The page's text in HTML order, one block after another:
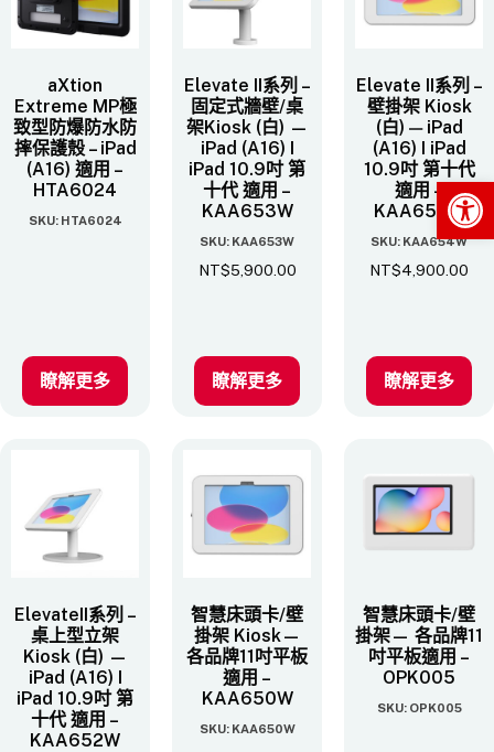
aXtion
Extreme MP極
致型防爆防水防
摔保護殼 – iPad
(A16) 適用 –
HTA6024
SKU: HTA6024
瞭解更多
Elevate II系列 –
固定式牆壁/桌
架Kiosk (白) —
iPad (A16) I
iPad 10.9吋 第
十代 適用 –
KAA653W
SKU: KAA653W
NT$5,900.00
瞭解更多
Elevate II系列 –
壁掛架 Kiosk
(白) — iPad
(A16) I iPad
10.9吋 第十代
適用 –
KAA654W
SKU: KAA654W
NT$4,900.00
瞭解更多
ElevateII系列 –
桌上型立架
Kiosk (白) —
iPad (A16) I
iPad 10.9吋 第
十代 適用 –
KAA652W
智慧床頭卡/壁
掛架 Kiosk—
各品牌11吋平板
適用 –
KAA650W
SKU: KAA650W
智慧床頭卡/壁
掛架— 各品牌11
吋平板適用 –
OPK005
SKU: OPK005